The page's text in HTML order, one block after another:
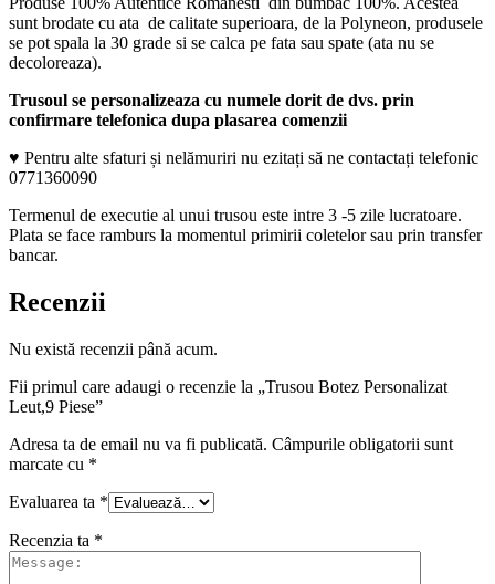
sunt brodate cu ata de calitate superioara, de la Polyneon, produsele
se pot spala la 30 grade si se calca pe fata sau spate (ata nu se
decoloreaza).
Trusoul se personalizeaza cu numele dorit de dvs. prin
confirmare telefonica dupa plasarea comenzii
♥ Pentru alte sfaturi și nelămuriri nu ezitați să ne contactați telefonic
0771360090
Termenul de executie al unui trusou este intre 3 -5 zile lucratoare.
Plata se face ramburs la momentul primirii coletelor sau prin transfer
bancar.
Recenzii
Nu există recenzii până acum.
Fii primul care adaugi o recenzie la „Trusou Botez Personalizat
Leut,9 Piese”
Adresa ta de email nu va fi publicată. Câmpurile obligatorii sunt
marcate cu *
Evaluarea ta *
Recenzia ta *